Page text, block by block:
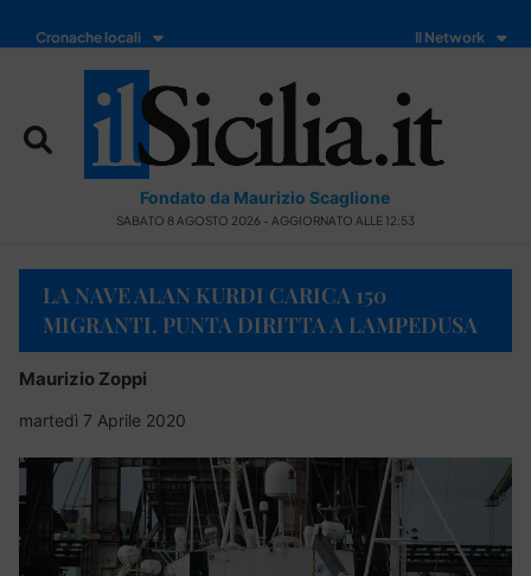
Cronache locali Il Network
Fondato da Maurizio Scaglione
SABATO 8 AGOSTO 2026 - AGGIORNATO ALLE 12:53
LA NAVE ALAN KURDI CARICA 150
MIGRANTI. PUNTA DIRITTA A LAMPEDUSA
Maurizio Zoppi
martedì 7 Aprile 2020